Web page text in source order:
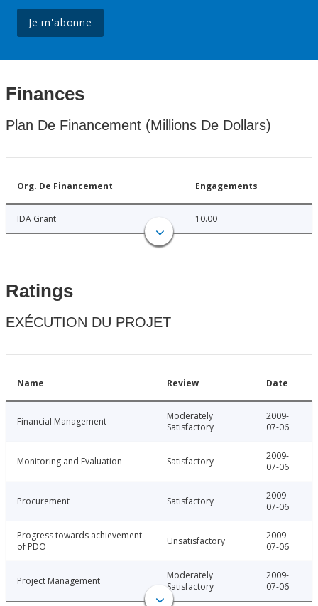
Je m'abonne
Finances
Plan De Financement (Millions De Dollars)
Org. De Financement Engagements
IDA Grant 10.00
Ratings
EXÉCUTION DU PROJET
Name Review Date
Financial Management
Moderately
Satisfactory
2009-
07-06
Monitoring and Evaluation Satisfactory
2009-
07-06
Procurement Satisfactory
2009-
07-06
Progress towards achievement
of PDO
Unsatisfactory
2009-
07-06
Project Management
Moderately
Satisfactory
2009-
07-06